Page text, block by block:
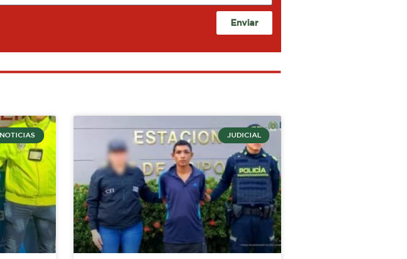
Enviar
NOTICIAS JUDICIAL